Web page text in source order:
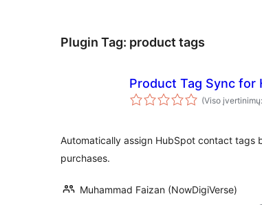
Plugin Tag: product tags
Product Tag Sync for
(Viso
Automatically assign HubSpot contact tags
purchases.
Muhammad Faizan (NowDigiVerse)